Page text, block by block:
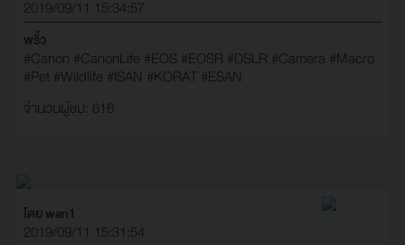
2019/09/11 15:34:57
พริ้ว
#Canon #CanonLife #EOS #EOSR #DSLR #Camera #Macro
#Pet #Wildlife #ISAN #KORAT #ESAN
จำนวนผู้ชม: 616
โดย wan1
2019/09/11 15:31:54